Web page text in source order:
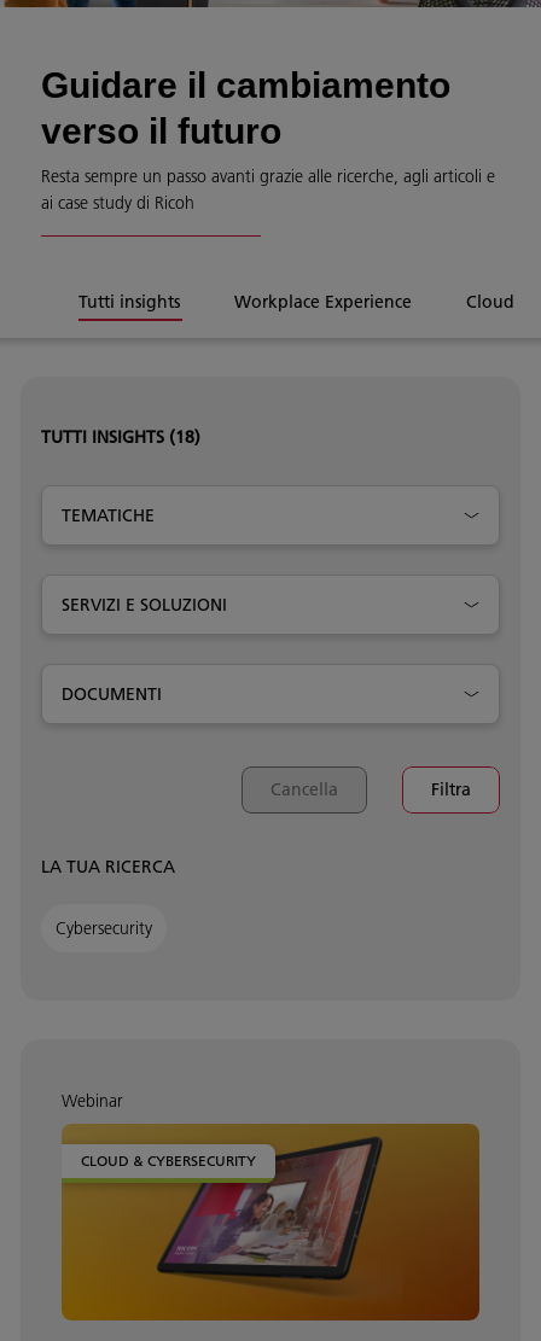
Guidare il cambiamento
verso il futuro
Resta sempre un passo avanti grazie alle ricerche, agli articoli e
ai case study di Ricoh
Tutti insights Workplace Experience Cloud &
TUTTI INSIGHTS (18)
TEMATICHE
SERVIZI E SOLUZIONI
DOCUMENTI
Cancella Filtra
LA TUA RICERCA
Cybersecurity
Webinar
CLOUD & CYBERSECURITY